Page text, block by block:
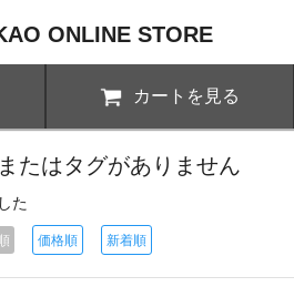
ONLINE STORE
カートを見る
たはタグがありません
た
価格順 新着順